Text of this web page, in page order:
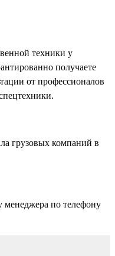
техники у
получаете
от профессионалов
грузовых компаний в
менеджера по телефону